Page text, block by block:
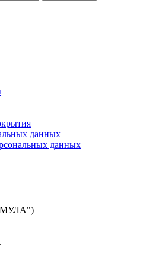
данных
данных